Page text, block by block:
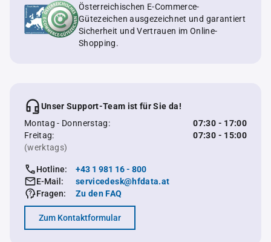
Österreichischen E-Commerce-
Gütezeichen ausgezeichnet und garantiert
Sicherheit und Vertrauen im Online-
Shopping.
Unser Support-Team ist für Sie da!
Montag - Donnerstag:
07:30 - 17:00
Freitag:
07:30 - 15:00
(werktags)
Hotline:
+43 1 981 16 - 800
E-Mail:
servicedesk@hfdata.at
Fragen:
Zu den FAQ
Zum Kontaktformular